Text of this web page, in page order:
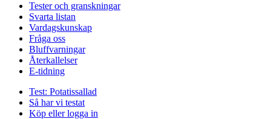
Tester och granskningar
Svarta listan
Vardagskunskap
Fråga oss
Bluffvarningar
Återkallelser
E-tidning
Test: Potatissallad
Så har vi testat
Köp eller logga in